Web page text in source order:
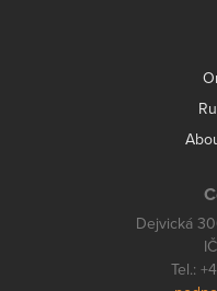
Dejvická
Tel.: